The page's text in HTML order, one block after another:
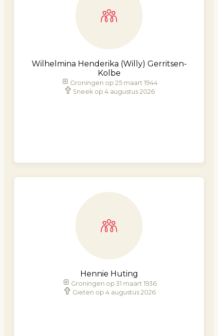
Wilhelmina Henderika (Willy) Gerritsen-
Kolbe
Groningen op 25 maart 1944
Sneek op 4 augustus 2026
Hennie Huting
Groningen op 31 maart 1936
Gieten op 4 augustus 2026